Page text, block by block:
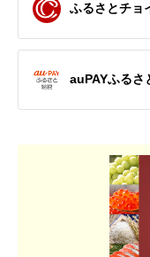
ふるさとチョ
auPAYふるさ